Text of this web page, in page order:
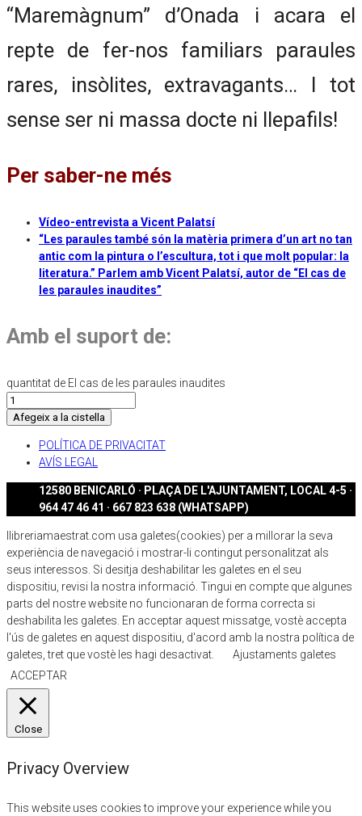
“Maremàgnum” d’Onada i acara el
repte de fer-nos familiars paraules
rares, insòlites, extravagants… I tot
sense ser ni massa docte ni llepafils!
Per saber-ne més
Vídeo-entrevista a Vicent Palatsí
“Les paraules també són la matèria primera d’un art no tan
antic com la pintura o l’escultura, tot i que molt popular: la
literatura.” Parlem amb Vicent Palatsí, autor de “El cas de
les paraules inaudites”
Amb el suport de:
quantitat de El cas de les paraules inaudites
Afegeix a la cistella
POLÍTICA DE PRIVACITAT
AVÍS LEGAL
12580 BENICARLÓ · PLAÇA DE L'AJUNTAMENT, LOCAL 4-5 ·
964 47 46 41 · 667 823 638 (WHATSAPP)
llibreriamaestrat.com usa galetes(cookies) per a millorar la seva
experiència de navegació i mostrar-li contingut personalitzat als
seus interessos. Si desitja deshabilitar les galetes en el seu
dispositiu, revisi la nostra informació. Tingui en compte que algunes
parts del nostre website no funcionaran de forma correcta si
deshabilita les galetes. En acceptar aquest missatge, vostè accepta
l'ús de galetes en aquest dispositiu, d'acord amb la nostra política de
galetes, tret que vostè les hagi desactivat.
Ajustaments galetes
ACCEPTAR
Close
Privacy Overview
This website uses cookies to improve your experience while you